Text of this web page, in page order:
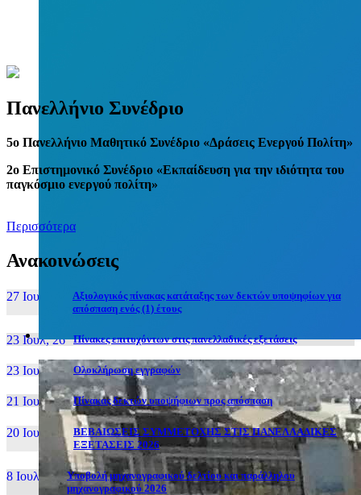
Πανελλήνιο Συνέδριο
5o Πανελλήνιο Μαθητικό Συνέδριο «Δράσεις Ενεργού Πολίτη»
2ο Επιστημονικό Συνέδριο «Εκπαίδευση για την ιδιότητα του
παγκόσμιο ενεργού πολίτη»
Περισσότερα
Ανακοινώσεις
27 Ιουν, 26
Αξιολογικός πίνακας κατάταξης των δεκτών υποψηφίων για
απόσπαση ενός (1) έτους
23 Ιουλ, 26 Πίνακες επιτυχόντων στις πανελλαδικές εξετάσεις
23 Ιουλ, 26 Ολοκλήρωση εγγραφών
21 Ιουλ, 26 Πίνακας δεκτών υποψήφιων προς απόσπαση
20 Ιουλ, 26
ΒΕΒΑΙΩΣΕΙΣ ΣΥΜΜΕΤΟΧΗΣ ΣΤΙΣ ΠΑΝΕΛΛΑΔΙΚΕΣ
ΕΞΕΤΑΣΕΙΣ 2026
8 Ιουλ, 26
Υποβολή μηχανογραφικού δελτίου και παράλληλου
μηχανογραφικού 2026